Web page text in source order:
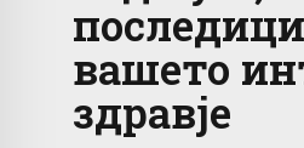
вашето
здравје